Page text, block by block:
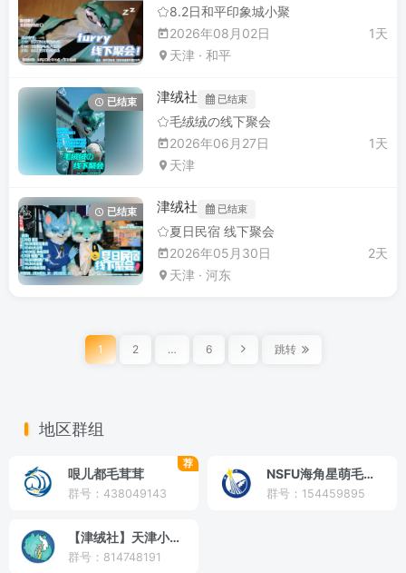
8.2日和平印象城小聚
2026年08月02日
1天
天津 · 和平
已结束 津绒社 已结束
毛绒绒の线下聚会
2026年06月27日
1天
天津
已结束 津绒社 已结束
夏日民宿 线下聚会
2026年05月30日
2天
天津 · 河东
1 2 … 6 跳转
地区群组
荐
哏儿都毛茸茸
群号：438049143
NSFU海角星萌毛毛聚
群号：154459895
【津绒社】天津小聚群
群号：814748191